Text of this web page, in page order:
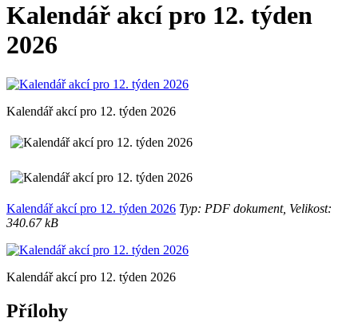
Kalendář akcí pro 12. týden
2026
Kalendář akcí pro 12. týden 2026
Kalendář akcí pro 12. týden 2026 Typ: PDF dokument, Velikost:
340.67 kB
Kalendář akcí pro 12. týden 2026
Přílohy